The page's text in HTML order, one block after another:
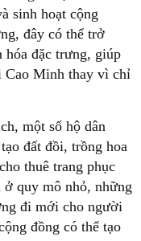
sinh hoạt cộng
đây có thể trở
hóa đặc trưng, giúp
Cao Minh thay vì chỉ
một số hộ dân
đất đồi, trồng hoa
thuê trang phục
ở quy mô nhỏ, những
đi mới cho người
đồng có thể tạo